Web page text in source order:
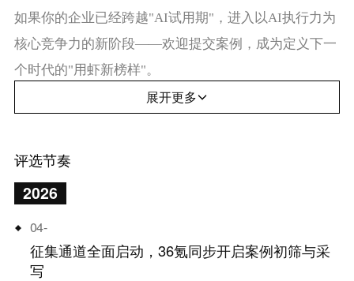
如果你的企业已经跨越"AI试用期"，进入以AI执行力为
核心竞争力的新阶段——欢迎提交案例，成为定义下一
个时代的"用虾新榜样"。
展开更多
评选节奏
2026
04-
征集通道全面启动，36氪同步开启案例初筛与采
写